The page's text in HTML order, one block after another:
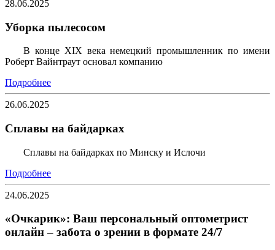
28.06.2025
Уборка пылесосом
В конце XIX века немецкий промышленник по имени
Роберт Вайнтраут основал компанию
Подробнее
26.06.2025
Сплавы на байдарках
Сплавы на байдарках по Минску и Ислочи
Подробнее
24.06.2025
«Очкарик»: Ваш персональный оптометрист
онлайн – забота о зрении в формате 24/7